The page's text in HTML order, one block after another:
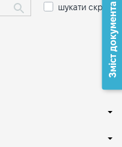
шукати скрізьЗміст документа